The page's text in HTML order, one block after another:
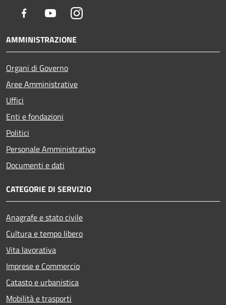
Facebook YoutubeInstagram
AMMINISTRAZIONE
Organi di Governo
Aree Amministrative
Uffici
Enti e fondazioni
Politici
Personale Amministrativo
Documenti e dati
CATEGORIE DI SERVIZIO
Anagrafe e stato civile
Cultura e tempo libero
Vita lavorativa
Imprese e Commercio
Catasto e urbanistica
Mobilità e trasporti